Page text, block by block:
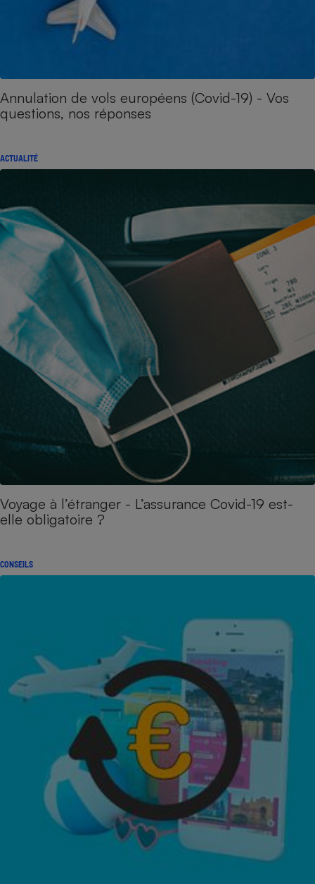
Annulation de vols européens (Covid-19) - Vos
questions, nos réponses
ACTUALITÉ
Voyage à l’étranger - L’assurance Covid-19 est-
elle obligatoire ?
CONSEILS